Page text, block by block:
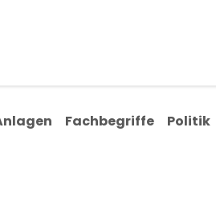
Fachbegriffe Politik